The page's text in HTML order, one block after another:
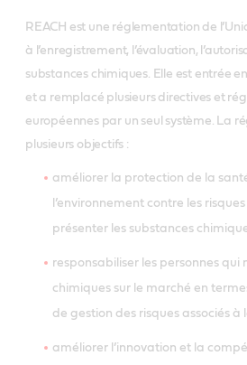
REACH est une réglementation de
à l’enregistrement, l’évaluation,
substances chimiques. Elle est entrée
et a remplacé plusieurs directives et
européennes par un seul système. La
plusieurs objectifs :
améliorer la protection de la
l’environnement contre les
présenter les substances
responsabiliser les personnes qui
chimiques sur le marché en
de gestion des risques associés à
améliorer l’innovation et la